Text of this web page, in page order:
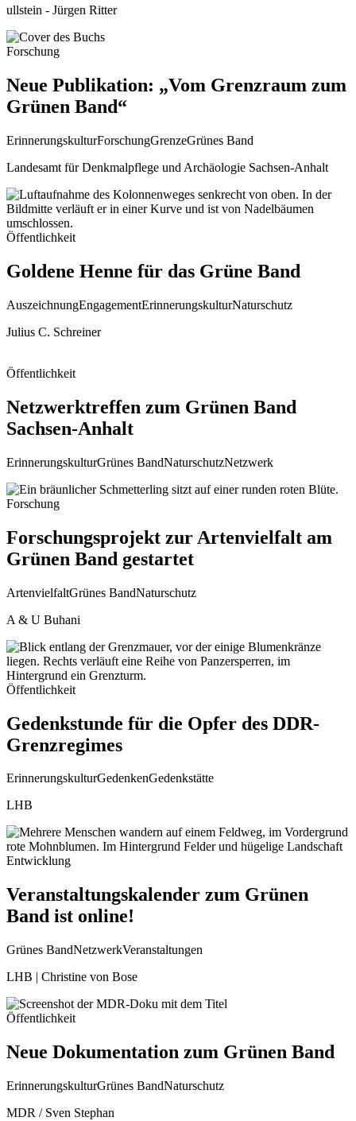
ullstein - Jürgen Ritter
Forschung
Neue Publikation: „Vom Grenzraum zum
Grünen Band“
ErinnerungskulturForschungGrenzeGrünes Band
Landesamt für Denkmalpflege und Archäologie Sachsen-Anhalt
Öffentlichkeit
Goldene Henne für das Grüne Band
AuszeichnungEngagementErinnerungskulturNaturschutz
Julius C. Schreiner
Öffentlichkeit
Netzwerktreffen zum Grünen Band
Sachsen-Anhalt
ErinnerungskulturGrünes BandNaturschutzNetzwerk
Forschung
Forschungsprojekt zur Artenvielfalt am
Grünen Band gestartet
ArtenvielfaltGrünes BandNaturschutz
A & U Buhani
Öffentlichkeit
Gedenkstunde für die Opfer des DDR-
Grenzregimes
ErinnerungskulturGedenkenGedenkstätte
LHB
Entwicklung
Veranstaltungskalender zum Grünen
Band ist online!
Grünes BandNetzwerkVeranstaltungen
LHB | Christine von Bose
Öffentlichkeit
Neue Dokumentation zum Grünen Band
ErinnerungskulturGrünes BandNaturschutz
MDR / Sven Stephan